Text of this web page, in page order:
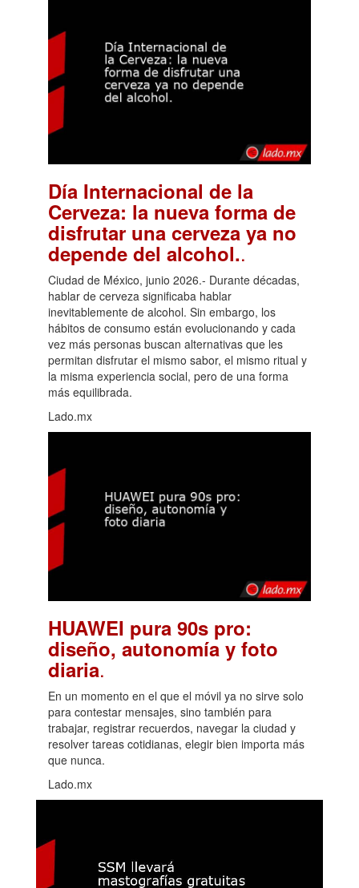
Día Internacional de la
Cerveza: la nueva forma de
disfrutar una cerveza ya no
depende del alcohol..
Ciudad de México, junio 2026.- Durante décadas,
hablar de cerveza significaba hablar
inevitablemente de alcohol. Sin embargo, los
hábitos de consumo están evolucionando y cada
vez más personas buscan alternativas que les
permitan disfrutar el mismo sabor, el mismo ritual y
la misma experiencia social, pero de una forma
más equilibrada.
Lado.mx
HUAWEI pura 90s pro:
diseño, autonomía y foto
diaria.
En un momento en el que el móvil ya no sirve solo
para contestar mensajes, sino también para
trabajar, registrar recuerdos, navegar la ciudad y
resolver tareas cotidianas, elegir bien importa más
que nunca.
Lado.mx